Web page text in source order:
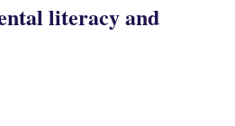
literacy and